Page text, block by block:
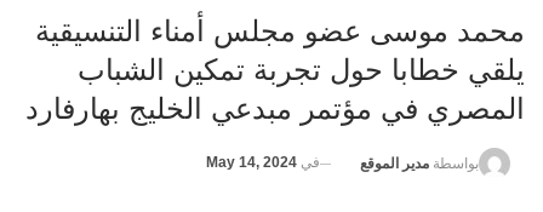
محمد موسى عضو مجلس أمناء التنسيقية
يلقي خطابا حول تجربة تمكين الشباب
المصري في مؤتمر مبدعي الخليج بهارفارد
بواسطة مدير الموقع في May 14, 2024